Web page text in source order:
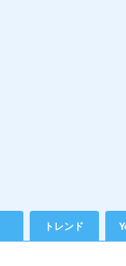
トレンド